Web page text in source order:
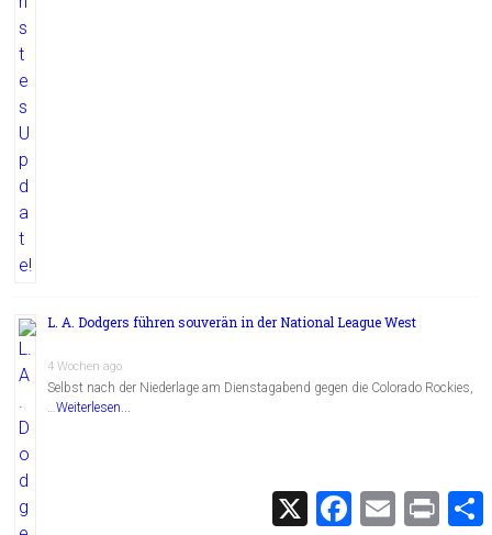
L. A. Dodgers führen souverän in der National League West
4 Wochen ago
Selbst nach der Niederlage am Dienstagabend gegen die Colorado Rockies,
…Weiterlesen...
X
F
E
m
P